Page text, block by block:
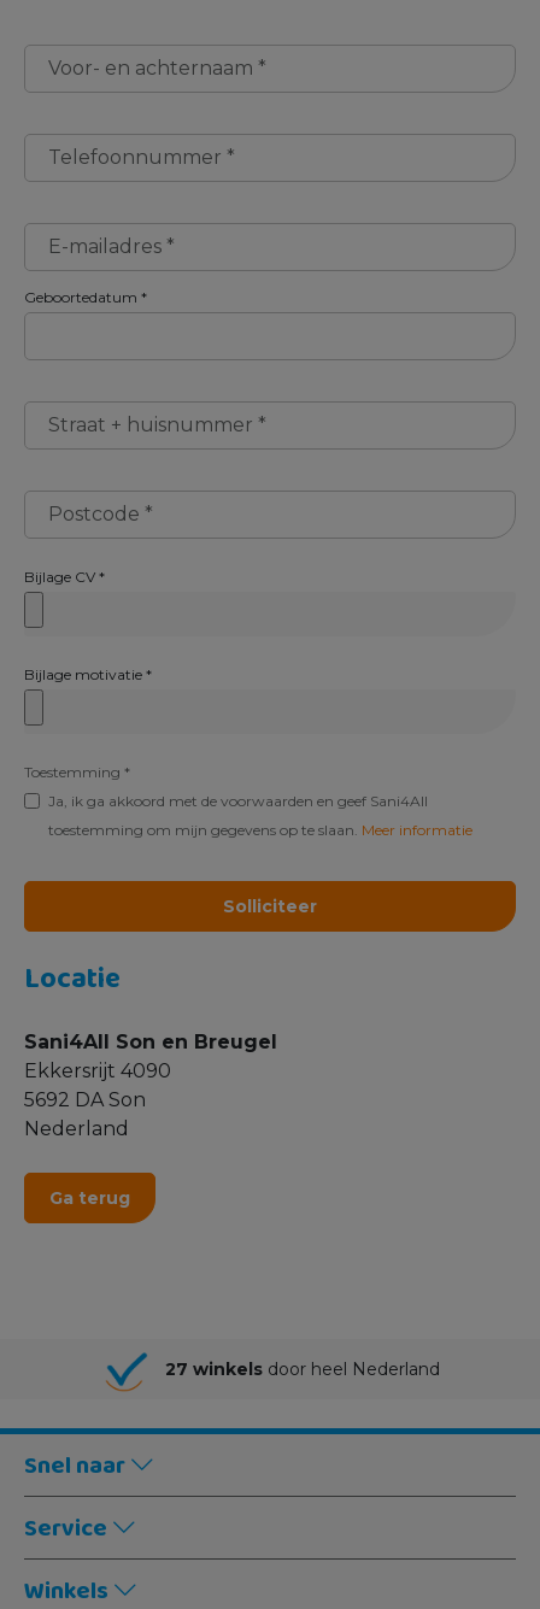
Voor- en achternaam *
Telefoonnummer *
E-mailadres *
Geboortedatum *
Straat + huisnummer *
Postcode *
Bijlage CV *
Bijlage motivatie *
Ja, ik ga akkoord met de voorwaarden en geef Sani4All
toestemming om mijn gegevens op te slaan. Meer informatie
Toestemming *
Locatie
Sani4All Son en Breugel
Ekkersrijt 4090
5692 DA Son
Nederland
Ga terug
27 winkels door heel Nederland
Snel naar
Service
Winkels